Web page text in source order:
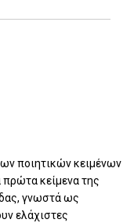
ποιητικών κειμένων
πρώτα κείμενα της
γνωστά ως
ελάχιστες